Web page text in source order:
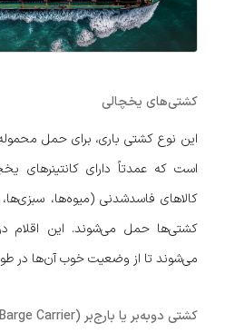
کشتی‌های یخچالی
این نوع کشتی باری، برای حمل
است که عمدتاً دارای کانتینرهای
کالاهای فاسدشدنی (میوه‌ها،
کشتی‌ها حمل می‌شوند. این اقلام
می‌شوند تا از وضعیت خوب آن‌ها در
کشتی دوبه‌بر یا بارج‌بر (Barge Carrier)